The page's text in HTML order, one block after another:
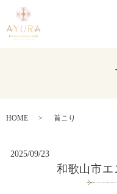
HOME 首こり
2025/09/23
和歌山市